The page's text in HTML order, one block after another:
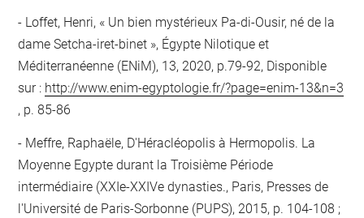
Loffet, Henri, « Un bien mystérieux Pa-di-Ousir, né de la
dame Setcha-iret-binet », Égypte Nilotique et
Méditerranéenne (ENiM), 13, 2020, p.79-92, Disponible
sur : http://www.enim-egyptologie.fr/?page=enim-13&n=3
, p. 85-86
Meffre, Raphaële, D'Héracléopolis à Hermopolis. La
Moyenne Egypte durant la Troisième Période
intermédiaire (XXIe-XXIVe dynasties., Paris, Presses de
l'Université de Paris-Sorbonne (PUPS), 2015, p. 104-108 ;